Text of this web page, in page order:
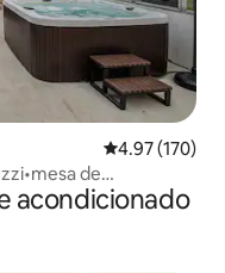
Calificación
4.97 (170)
de
acondicionado